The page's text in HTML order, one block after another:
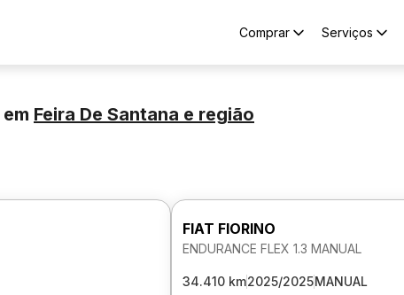
Comprar Serviços
em Feira De Santana e região
FIAT FIORINO
ENDURANCE FLEX 1.3 MANUAL
34.410 km2025/2025MANUAL